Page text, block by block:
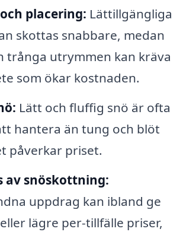
placering: Lättillgängliga
skottas snabbare, medan
trånga utrymmen kan kräva
som ökar kostnaden.
Lätt och fluffig snö är ofta
hantera än tung och blöt
påverkar priset.
av snöskottning:
uppdrag kan ibland ge
lägre per-tillfälle priser,